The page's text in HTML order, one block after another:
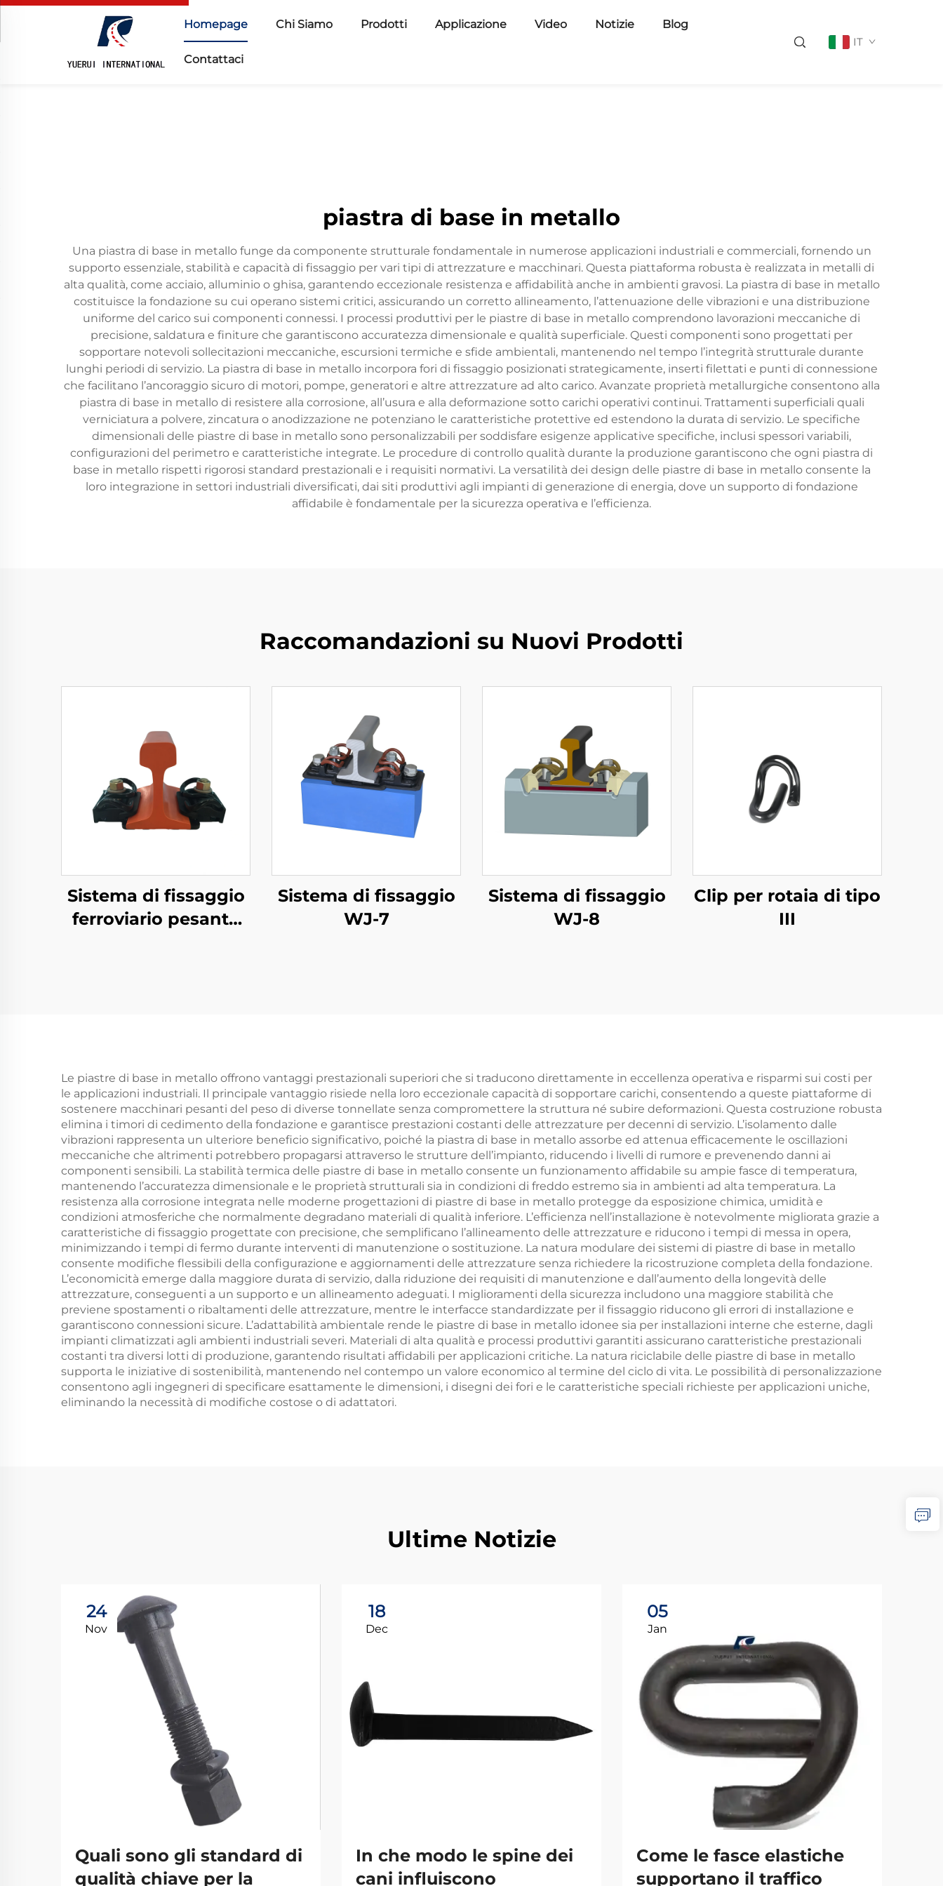
Homepage Chi Siamo Prodotti Applicazione Video Notizie Blog
Contattaci
IT
piastra di base in metallo
Una piastra di base in metallo funge da componente strutturale fondamentale in numerose applicazioni industriali e commerciali, fornendo un
supporto essenziale, stabilità e capacità di fissaggio per vari tipi di attrezzature e macchinari. Questa piattaforma robusta è realizzata in metalli di
alta qualità, come acciaio, alluminio o ghisa, garantendo eccezionale resistenza e affidabilità anche in ambienti gravosi. La piastra di base in metallo
costituisce la fondazione su cui operano sistemi critici, assicurando un corretto allineamento, l’attenuazione delle vibrazioni e una distribuzione
uniforme del carico sui componenti connessi. I processi produttivi per le piastre di base in metallo comprendono lavorazioni meccaniche di
precisione, saldatura e finiture che garantiscono accuratezza dimensionale e qualità superficiale. Questi componenti sono progettati per
sopportare notevoli sollecitazioni meccaniche, escursioni termiche e sfide ambientali, mantenendo nel tempo l’integrità strutturale durante
lunghi periodi di servizio. La piastra di base in metallo incorpora fori di fissaggio posizionati strategicamente, inserti filettati e punti di connessione
che facilitano l’ancoraggio sicuro di motori, pompe, generatori e altre attrezzature ad alto carico. Avanzate proprietà metallurgiche consentono alla
piastra di base in metallo di resistere alla corrosione, all’usura e alla deformazione sotto carichi operativi continui. Trattamenti superficiali quali
verniciatura a polvere, zincatura o anodizzazione ne potenziano le caratteristiche protettive ed estendono la durata di servizio. Le specifiche
dimensionali delle piastre di base in metallo sono personalizzabili per soddisfare esigenze applicative specifiche, inclusi spessori variabili,
configurazioni del perimetro e caratteristiche integrate. Le procedure di controllo qualità durante la produzione garantiscono che ogni piastra di
base in metallo rispetti rigorosi standard prestazionali e i requisiti normativi. La versatilità dei design delle piastre di base in metallo consente la
loro integrazione in settori industriali diversificati, dai siti produttivi agli impianti di generazione di energia, dove un supporto di fondazione
affidabile è fondamentale per la sicurezza operativa e l’efficienza.
Raccomandazioni su Nuovi Prodotti
Sistema di fissaggio
ferroviario pesante
Sistema di fissaggio
WJ-7
Sistema di fissaggio
WJ-8
Clip per rotaia di tipo
III
Le piastre di base in metallo offrono vantaggi prestazionali superiori che si traducono direttamente in eccellenza operativa e risparmi sui costi per
le applicazioni industriali. Il principale vantaggio risiede nella loro eccezionale capacità di sopportare carichi, consentendo a queste piattaforme di
sostenere macchinari pesanti del peso di diverse tonnellate senza compromettere la struttura né subire deformazioni. Questa costruzione robusta
elimina i timori di cedimento della fondazione e garantisce prestazioni costanti delle attrezzature per decenni di servizio. L’isolamento dalle
vibrazioni rappresenta un ulteriore beneficio significativo, poiché la piastra di base in metallo assorbe ed attenua efficacemente le oscillazioni
meccaniche che altrimenti potrebbero propagarsi attraverso le strutture dell’impianto, riducendo i livelli di rumore e prevenendo danni ai
componenti sensibili. La stabilità termica delle piastre di base in metallo consente un funzionamento affidabile su ampie fasce di temperatura,
mantenendo l’accuratezza dimensionale e le proprietà strutturali sia in condizioni di freddo estremo sia in ambienti ad alta temperatura. La
resistenza alla corrosione integrata nelle moderne progettazioni di piastre di base in metallo protegge da esposizione chimica, umidità e
condizioni atmosferiche che normalmente degradano materiali di qualità inferiore. L’efficienza nell’installazione è notevolmente migliorata grazie a
caratteristiche di fissaggio progettate con precisione, che semplificano l’allineamento delle attrezzature e riducono i tempi di messa in opera,
minimizzando i tempi di fermo durante interventi di manutenzione o sostituzione. La natura modulare dei sistemi di piastre di base in metallo
consente modifiche flessibili della configurazione e aggiornamenti delle attrezzature senza richiedere la ricostruzione completa della fondazione.
L’economicità emerge dalla maggiore durata di servizio, dalla riduzione dei requisiti di manutenzione e dall’aumento della longevità delle
attrezzature, conseguenti a un supporto e un allineamento adeguati. I miglioramenti della sicurezza includono una maggiore stabilità che
previene spostamenti o ribaltamenti delle attrezzature, mentre le interfacce standardizzate per il fissaggio riducono gli errori di installazione e
garantiscono connessioni sicure. L’adattabilità ambientale rende le piastre di base in metallo idonee sia per installazioni interne che esterne, dagli
impianti climatizzati agli ambienti industriali severi. Materiali di alta qualità e processi produttivi garantiti assicurano caratteristiche prestazionali
costanti tra diversi lotti di produzione, garantendo risultati affidabili per applicazioni critiche. La natura riciclabile delle piastre di base in metallo
supporta le iniziative di sostenibilità, mantenendo nel contempo un valore economico al termine del ciclo di vita. Le possibilità di personalizzazione
consentono agli ingegneri di specificare esattamente le dimensioni, i disegni dei fori e le caratteristiche speciali richieste per applicazioni uniche,
eliminando la necessità di modifiche costose o di adattatori.
Ultime Notizie
24
Nov
Quali sono gli standard di
qualità chiave per la
18
Dec
In che modo le spine dei
cani influiscono
05
Jan
Come le fasce elastiche
supportano il traffico